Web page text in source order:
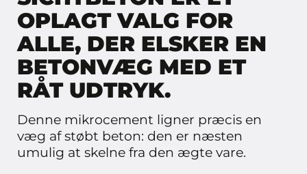
OPLAGT VALG FOR
ALLE, DER ELSKER EN
BETONVÆG MED ET
RÅT UDTRYK.
Denne mikrocement ligner præcis en
væg af støbt beton: den er næsten
umulig at skelne fra den ægte vare.